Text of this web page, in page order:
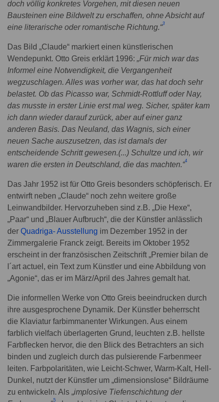
doch völlig konkretes Vorgehen, mit diesen neuen
Bausteinen eine Bildwelt zu erschaffen, ohne Absicht auf
eine literarische oder romantische Richtung.“3
Das Bild „Claude“ markiert einen künstlerischen
Wendepunkt. Otto Greis erklärt 1996: „Für mich war das
Informel eine Notwendigkeit, die Vergangenheit
wegzuschlagen. Alles was vorher war, das hat doch sehr
belastet. Ob das Picasso war, Schmidt-Rottluff oder Nay,
das musste in erster Linie erst mal weg. Sicher, später kam
ich dann wieder darauf zurück, aber auf einer ganz
anderen Basis. Das Neuland, das Wagnis, sich einer
neuen Sache auszusetzen, das ist damals der
entscheidende Schritt gewesen.(...) Schultze und ich, wir
waren die ersten in Deutschland, die das machten.“4
Das Jahr 1952 ist für Otto Greis besonders schöpferisch. Er
entwirft neben „Claude“ noch zehn weitere große
Leinwandbilder. Hervorzuheben sind z.B. „Die Hexe“,
„Paar“ und „Blauer Aufbruch“, die der Künstler anlässlich
der Quadriga- Ausstellung im Dezember 1952 in der
Zimmergalerie Franck zeigt. Bereits im Oktober 1952
erscheint in der französischen Zeitschrift „Premier bilan de
l´art actuel, ein Text zum Künstler und eine Abbildung von
„Agonie“, das er im März/April des Jahres gemalt hat.
Die informellen Werke von Otto Greis beeindrucken durch
ihre ausgesprochene Dynamik. Der Künstler beherrscht
die Klaviatur farbimmanenter Wirkungen. Aus einem
farblich vielfach überlagerten Grund, leuchten z.B. hellste
Farbflecken hervor, die den Blick des Betrachters an sich
binden und zugleich durch das pulsierende Farbenmeer
leiten. Farbpolaritäten, wie Leicht-Schwer, Warm-Kalt, Hell-
Dunkel, nutzt der Künstler um „dimensionslose“ Bildräume
zu entwickeln. Als „implosive Tiefenschichtung der
5